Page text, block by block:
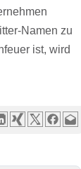
Namen zu
ist, wird